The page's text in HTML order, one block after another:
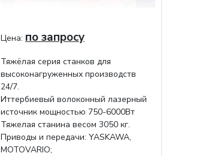
Цена: по запросу
Тяжёлая серия станков для
высоконагруженных производств
24/7.
Иттербиевый волоконный лазерный
источник мощностью 750-6000Вт
Тяжелая станина весом 3050 кг.
Приводы и передачи: YASKAWA,
MOTOVARIO;